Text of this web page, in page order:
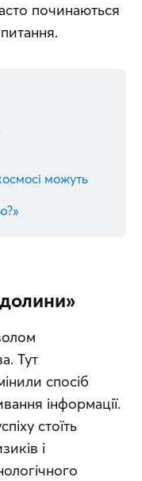
починаються
можуть
Тут
спосіб
інформації.
стоїть
і